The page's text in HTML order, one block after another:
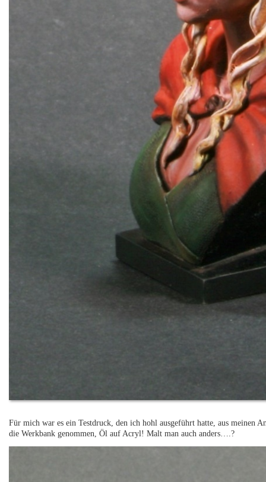
Für mich war es ein Testdruck, den ich hohl ausgeführt hatte, aus meinen
die Werkbank genommen, Öl auf Acryl! Malt man auch anders….?